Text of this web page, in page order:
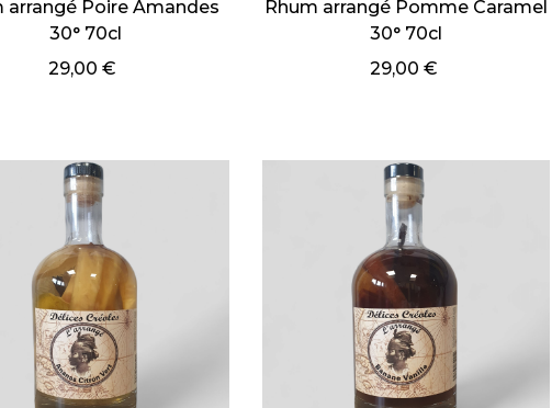
arrangé Poire Amandes
30° 70cl
29,00 €
Rhum arrangé Pomme Caramel
30° 70cl
29,00 €